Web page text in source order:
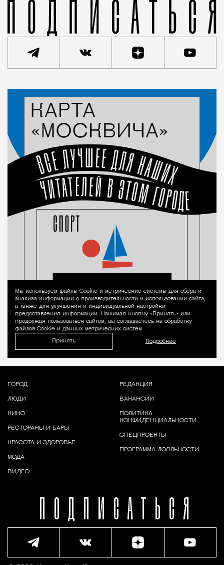
Уведомление
Мы используем файлы Сookie и метрические системы для сбора и
анализа информации о производительности и использовании сайта,
а также для улучшения и индивидуальной настройки
предоставления информации. Нажимая кнопку «Принять» или
продолжая пользоваться сайтом, вы соглашаетесь на обработку
файлов Cookie и данных метрических систем.
Принять Подробнее
ПОДПИСАТЬСЯ
ГОРОД
ЛЮДИ
КИНО
РЕСТОРАНЫ И БАРЫ
КРАСОТА И ЗДОРОВЬЕ
МОДА
ВИДЕО
РЕДАКЦИЯ
ВАКАНСИИ
ПОЛИТИКА
КОНФИДЕНЦИАЛЬНОСТИ
СПЕЦПРОЕКТЫ
ПРОГРАММА ЛОЯЛЬНОСТИ